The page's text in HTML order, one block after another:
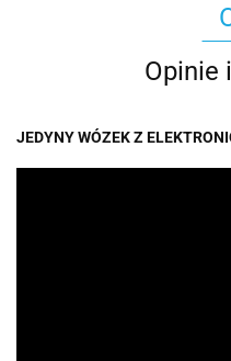
Opinie
JEDYNY WÓZEK Z